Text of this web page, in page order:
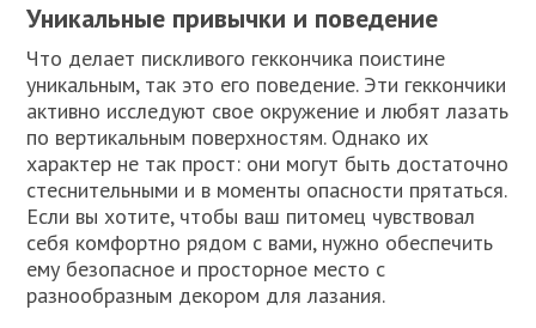
Уникальные привычки и поведение
Что делает пискливого геккончика поистине
уникальным, так это его поведение. Эти геккончики
активно исследуют свое окружение и любят лазать
по вертикальным поверхностям. Однако их
характер не так прост: они могут быть достаточно
стеснительными и в моменты опасности прятаться.
Если вы хотите, чтобы ваш питомец чувствовал
себя комфортно рядом с вами, нужно обеспечить
ему безопасное и просторное место с
разнообразным декором для лазания.